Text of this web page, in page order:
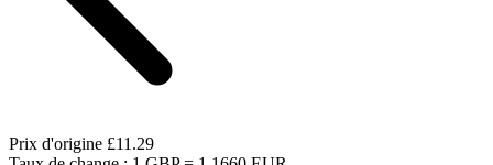
Prix d'origine £11.29